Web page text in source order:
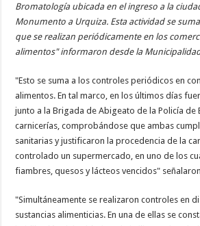
Bromatología ubicada en el ingreso a la
Monumento a Urquiza. Esta actividad se
que se realizan periódicamente en los
alimentos" informaron desde la
"Esto se suma a los controles periódicos en
alimentos. En tal marco, en los últimos días
junto a la Brigada de Abigeato de la Policía de
carnicerías, comprobándose que ambas
sanitarias y justificaron la procedencia de la
controlado un supermercado, en uno de los
fiambres, quesos y lácteos vencidos"
"Simultáneamente se realizaron controles en
sustancias alimenticias. En una de ellas se